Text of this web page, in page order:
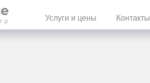
Услуги и цены Контакты